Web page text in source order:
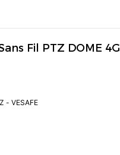
Fil PTZ DOME 4G
- VESAFE